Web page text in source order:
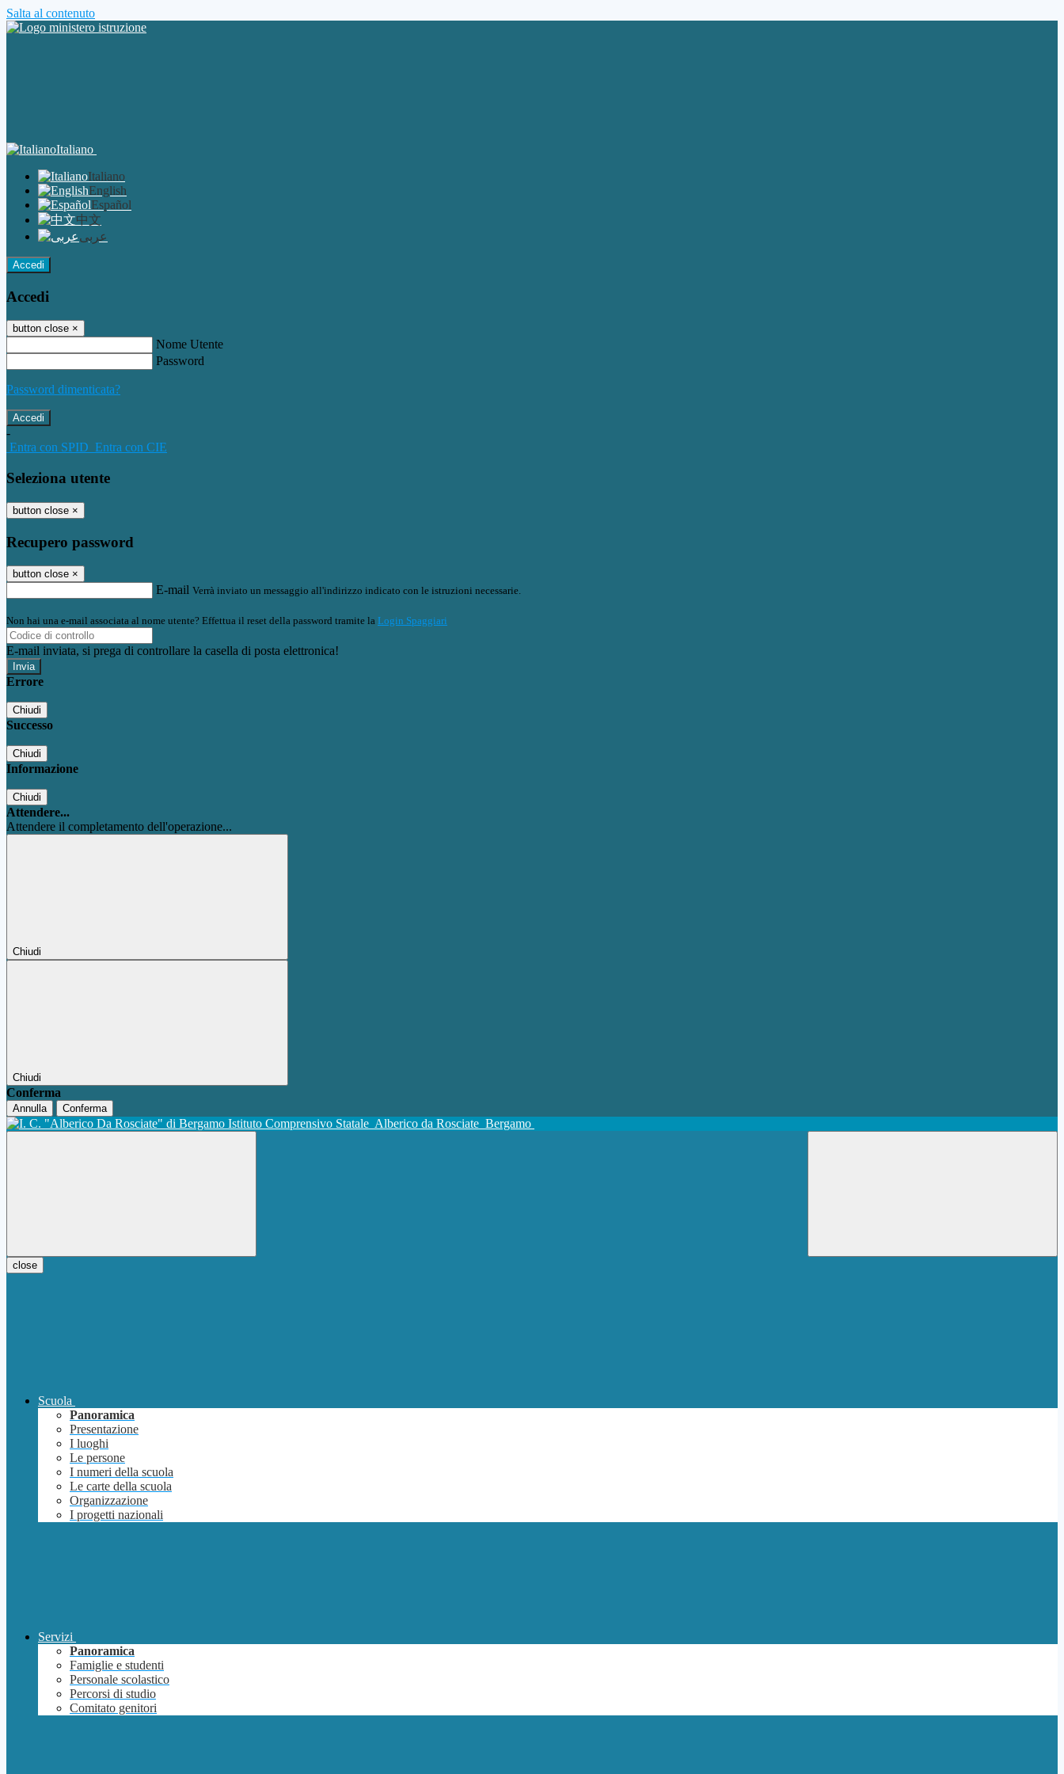
Salta al contenuto
Italiano
Italiano
English
Español
中文
عربى
Accedi
Accedi
button close ×
Nome Utente
Password
Password dimenticata?
-
Entra con SPID Entra con CIE
Seleziona utente
button close ×
Recupero password
button close ×
E-mail Verrà inviato un messaggio all'indirizzo indicato con le istruzioni necessarie.
Non hai una e-mail associata al nome utente? Effettua il reset della password tramite la Login Spaggiari
E-mail inviata, si prega di controllare la casella di posta elettronica!
Errore
Chiudi
Successo
Chiudi
Informazione
Chiudi
Attendere...
Attendere il completamento dell'operazione...
Chiudi
Chiudi
Conferma
Annulla Conferma
Istituto Comprensivo Statale Alberico da Rosciate Bergamo
close
Scuola
Panoramica
Presentazione
I luoghi
Le persone
I numeri della scuola
Le carte della scuola
Organizzazione
I progetti nazionali
Servizi
Panoramica
Famiglie e studenti
Personale scolastico
Percorsi di studio
Comitato genitori